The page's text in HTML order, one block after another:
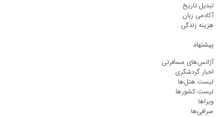
تبدیل تاریخ
آکادمی زبان
هزینه زندگی
پیشنهاد
آژانس‌های مسافرتی
اخبار گردشگری
لیست هتل‌ها
لیست کشورها
ویزاها
صرافی‌ها